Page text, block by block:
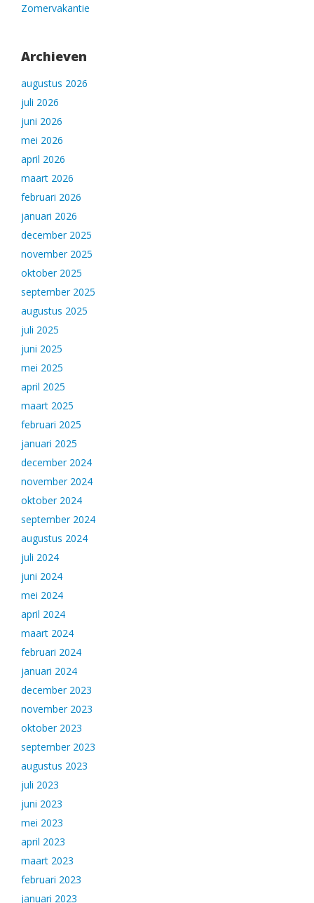
Zomervakantie
Archieven
augustus 2026
juli 2026
juni 2026
mei 2026
april 2026
maart 2026
februari 2026
januari 2026
december 2025
november 2025
oktober 2025
september 2025
augustus 2025
juli 2025
juni 2025
mei 2025
april 2025
maart 2025
februari 2025
januari 2025
december 2024
november 2024
oktober 2024
september 2024
augustus 2024
juli 2024
juni 2024
mei 2024
april 2024
maart 2024
februari 2024
januari 2024
december 2023
november 2023
oktober 2023
september 2023
augustus 2023
juli 2023
juni 2023
mei 2023
april 2023
maart 2023
februari 2023
januari 2023